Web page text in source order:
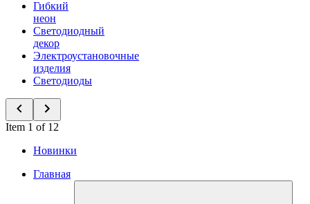
Гибкий
неон
Светодиодный
декор
Электроустановочные
изделия
Светодиоды
Item 1 of 12
Новинки
Главная